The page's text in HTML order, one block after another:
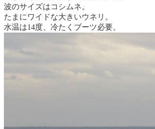
波のサイズはコシムネ。
たまにワイドな大きいウネリ。
水温は14度、冷たくブーツ必要。